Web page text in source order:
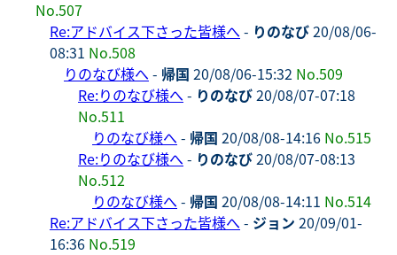
No.507
Re:アドバイス下さった皆様へ - りのなび20/08/06-
08:31 No.508
りのなび様へ - 帰国 20/08/06-15:32 No.509
Re:りのなび様へ - りのなび20/08/07-07:18
No.511
りのなび様へ - 帰国 20/08/08-14:16 No.515
Re:りのなび様へ - りのなび20/08/07-08:13
No.512
りのなび様へ - 帰国 20/08/08-14:11 No.514
Re:アドバイス下さった皆様へ - ジョン 20/09/01-
16:36 No.519